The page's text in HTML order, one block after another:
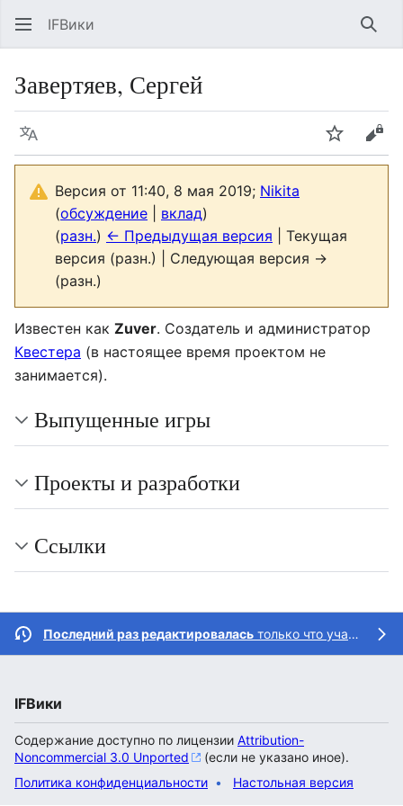
IFВики
Завертяев, Сергей
Язык Следить
Версия от 11:40, 8 мая 2019; Nikita
(обсуждение вклад)
(разн.) ← Предыдущая версия | Текущая
версия (разн.) | Следующая версия →
(разн.)
Известен как Zuver. Создатель и администратор
Квестера (в настоящее время проектом не
занимается).
Выпущенные игры
Проекты и разработки
Ссылки
Последний раз редактировалась только что участником
IFВики
Содержание доступно по лицензии Attribution-
Noncommercial 3.0 Unported
(если не указано иное).
Политика конфиденциальности
Настольная версия